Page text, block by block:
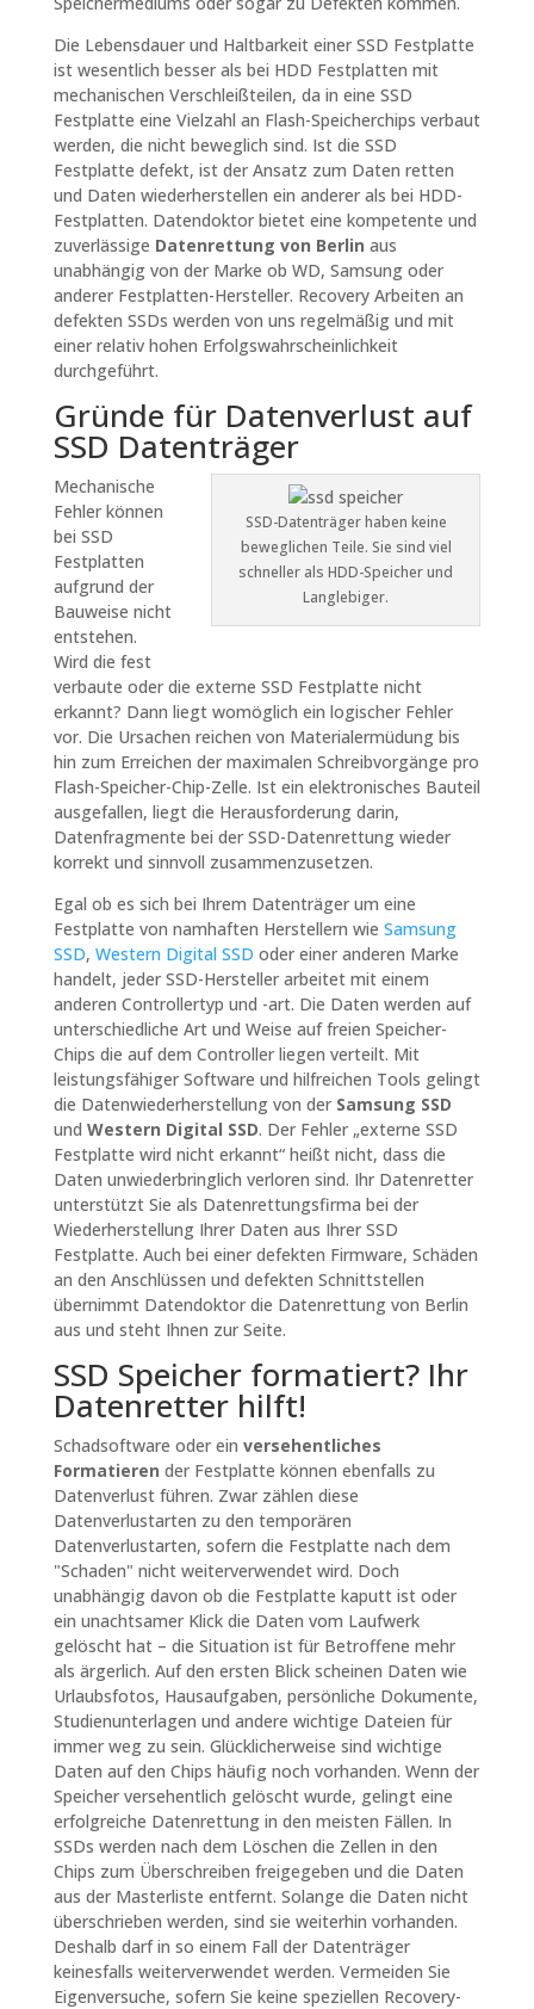
Die Lebensdauer und Haltbarkeit einer SSD Festplatte
ist wesentlich besser als bei HDD Festplatten mit
mechanischen Verschleißteilen, da in eine SSD
Festplatte eine Vielzahl an Flash-Speicherchips verbaut
werden, die nicht beweglich sind. Ist die SSD
Festplatte defekt, ist der Ansatz zum Daten retten
und Daten wiederherstellen ein anderer als bei HDD-
Festplatten. Datendoktor bietet eine kompetente und
zuverlässige Datenrettung von Berlin aus
unabhängig von der Marke ob WD, Samsung oder
anderer Festplatten-Hersteller. Recovery Arbeiten an
defekten SSDs werden von uns regelmäßig und mit
einer relativ hohen Erfolgswahrscheinlichkeit
durchgeführt.
Gründe für Datenverlust auf
SSD Datenträger
SSD-Datenträger haben keine
beweglichen Teile. Sie sind viel
schneller als HDD-Speicher und
Langlebiger.
Mechanische
Fehler können
bei SSD
Festplatten
aufgrund der
Bauweise nicht
entstehen.
Wird die fest
verbaute oder die externe SSD Festplatte nicht
erkannt? Dann liegt womöglich ein logischer Fehler
vor. Die Ursachen reichen von Materialermüdung bis
hin zum Erreichen der maximalen Schreibvorgänge pro
Flash-Speicher-Chip-Zelle. Ist ein elektronisches Bauteil
ausgefallen, liegt die Herausforderung darin,
Datenfragmente bei der SSD-Datenrettung wieder
korrekt und sinnvoll zusammenzusetzen.
Egal ob es sich bei Ihrem Datenträger um eine
Festplatte von namhaften Herstellern wie Samsung
SSD, Western Digital SSD oder einer anderen Marke
handelt, jeder SSD-Hersteller arbeitet mit einem
anderen Controllertyp und -art. Die Daten werden auf
unterschiedliche Art und Weise auf freien Speicher-
Chips die auf dem Controller liegen verteilt. Mit
leistungsfähiger Software und hilfreichen Tools gelingt
die Datenwiederherstellung von der Samsung SSD
und Western Digital SSD. Der Fehler „externe SSD
Festplatte wird nicht erkannt“ heißt nicht, dass die
Daten unwiederbringlich verloren sind. Ihr Datenretter
unterstützt Sie als Datenrettungsfirma bei der
Wiederherstellung Ihrer Daten aus Ihrer SSD
Festplatte. Auch bei einer defekten Firmware, Schäden
an den Anschlüssen und defekten Schnittstellen
übernimmt Datendoktor die Datenrettung von Berlin
aus und steht Ihnen zur Seite.
SSD Speicher formatiert? Ihr
Datenretter hilft!
Schadsoftware oder ein versehentliches
Formatieren der Festplatte können ebenfalls zu
Datenverlust führen. Zwar zählen diese
Datenverlustarten zu den temporären
Datenverlustarten, sofern die Festplatte nach dem
"Schaden" nicht weiterverwendet wird. Doch
unabhängig davon ob die Festplatte kaputt ist oder
ein unachtsamer Klick die Daten vom Laufwerk
gelöscht hat – die Situation ist für Betroffene mehr
als ärgerlich. Auf den ersten Blick scheinen Daten wie
Urlaubsfotos, Hausaufgaben, persönliche Dokumente,
Studienunterlagen und andere wichtige Dateien für
immer weg zu sein. Glücklicherweise sind wichtige
Daten auf den Chips häufig noch vorhanden. Wenn der
Speicher versehentlich gelöscht wurde, gelingt eine
erfolgreiche Datenrettung in den meisten Fällen. In
SSDs werden nach dem Löschen die Zellen in den
Chips zum Überschreiben freigegeben und die Daten
aus der Masterliste entfernt. Solange die Daten nicht
überschrieben werden, sind sie weiterhin vorhanden.
Deshalb darf in so einem Fall der Datenträger
keinesfalls weiterverwendet werden. Vermeiden Sie
Eigenversuche, sofern Sie keine speziellen Recovery-